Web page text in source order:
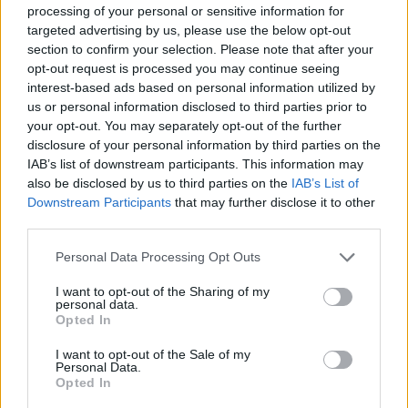
processing of your personal or sensitive information for
targeted advertising by us, please use the below opt-out
section to confirm your selection. Please note that after your
opt-out request is processed you may continue seeing
interest-based ads based on personal information utilized by
us or personal information disclosed to third parties prior to
your opt-out. You may separately opt-out of the further
disclosure of your personal information by third parties on the
IAB’s list of downstream participants. This information may
also be disclosed by us to third parties on the IAB’s List of
Downstream Participants that may further disclose it to other
Please note that this website/app uses one or more Google
not limited to your visit or usage behaviour. You may click to
grant or deny consent to Google and its third-party tags to
use your data for below specified purposes in below Google
consent section.
Personal Data Processing Opt Outs
I want to opt-out of the Sharing of my
personal data.
Opted In
I want to opt-out of the Sale of my
Personal Data.
Opted In
fogok hívni (ÁP), és akit még az akkori felnőttek is
elviselhetetlennek tartottak, hozzá nem értőnek,
mások pedig simán szadistának nevezték. A
felelőtlenségéről nem is beszélve.
Rajtuk kívül még lesznek epizód és mellékszereplők,
mint a Zöld Ruhás Pasasok, vagy a Mr. Idegesítő
Baromarc, akik egy-egy eseményhez lesznek majd
köthetőek.
A kezdetek - első emlékeim
Ezek főleg villanások, nem biztosan kronológikus
sorrendben, csak úgy, ahogy eszembe
hátha, de ez nem feltétlenül jelenti azt, hogy
időrendben is lesznek ezek az emlékek.
Az első ilyen kb. két éves koromból származik. Egy
pár cipőről. Bementem (futottam?) a nyitott nappali
ajtó mögé, ahol egy hatalmas (parányi) fiókos
szekrény előtt ott volt a pár cipőm, mert tudtam,